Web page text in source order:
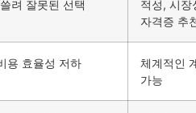
려 잘못된 선택
적성, 시장
자격증 추
용 효율성 저하
체계적인
가능